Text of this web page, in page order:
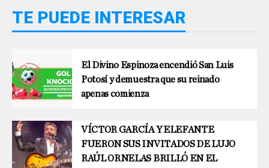
TE PUEDE INTERESAR
El Divino Espinoza encendió San Luis
Potosí y demuestra que su reinado
apenas comienza
VÍCTOR GARCÍA Y ELEFANTE
FUERON SUS INVITADOS DE LUJO
RAÚL ORNELAS BRILLÓ EN EL